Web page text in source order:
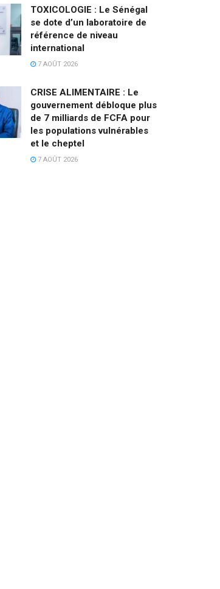
TOXICOLOGIE : Le Sénégal
se dote d’un laboratoire de
référence de niveau
international
7 AOÛT 2026
CRISE ALIMENTAIRE : Le
gouvernement débloque plus
de 7 milliards de FCFA pour
les populations vulnérables
et le cheptel
7 AOÛT 2026